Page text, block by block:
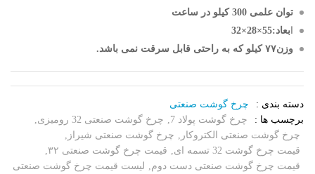
توان علمی 300 کیلو در ساعت
بعاد:55×28×32
وزن۷۷ کیلو که به راحتی قابل سرقت نمی باشد.
دسته بندی :
چرخ گوشت صنعتی
برچسب ها :
چرخ گوشت پولاد 7 چرخ گوشت صنعتی 32 رومیزی
چرخ گوشت صنعتی الکتروکار
چرخ گوشت صنعتی شیراز
قیمت چرخ گوشت 32 تسمه ای
قیمت چرخ گوشت صنعتی ۳۲
قیمت چرخ گوشت صنعتی دست دوم
لیست قیمت چرخ گوشت صنعتی